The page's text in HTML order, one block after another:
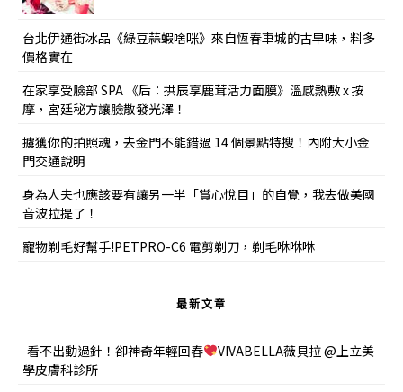
台北伊通街冰品《綠豆蒜蝦啥咪》來自恆春車城的古早味，料多
價格實在
在家享受臉部 SPA 《后：拱辰享鹿茸活力面膜》溫感熱敷 x 按
摩，宮廷秘方讓臉散發光澤！
擄獲你的拍照魂，去金門不能錯過 14 個景點特搜！內附大小金
門交通說明
身為人夫也應該要有讓另一半「賞心悅目」的自覺，我去做美國
音波拉提了！
寵物剃毛好幫手!PETPRO-C6 電剪剃刀，剃毛咻咻咻
最新文章
看不出動過針！卻神奇年輕回春
VIVABELLA薇貝拉 @上立美
學皮膚科診所